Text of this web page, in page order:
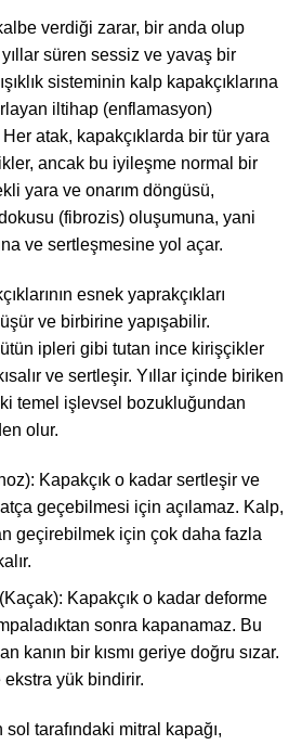
verdiği zarar, bir anda olup
süren sessiz ve yavaş bir
sisteminin kalp kapakçıklarına
iltihap (enflamasyon)
atak, kapakçıklarda bir tür yara
ancak bu iyileşme normal bir
yara ve onarım döngüsü,
(fibrozis) oluşumuna, yani
ve sertleşmesine yol açar.
esnek yaprakçıkları
ve birbirine yapışabilir.
ipleri gibi tutan ince kirişçikler
ve sertleşir. Yıllar içinde biriken
temel işlevsel bozukluğundan
olur.
Kapakçık o kadar sertleşir ve
geçebilmesi için açılamaz. Kalp,
geçirebilmek için çok daha fazla
Kapakçık o kadar deforme
sonra kapanamaz. Bu
kanın bir kısmı geriye doğru sızar.
yük bindirir.
tarafındaki mitral kapağı,